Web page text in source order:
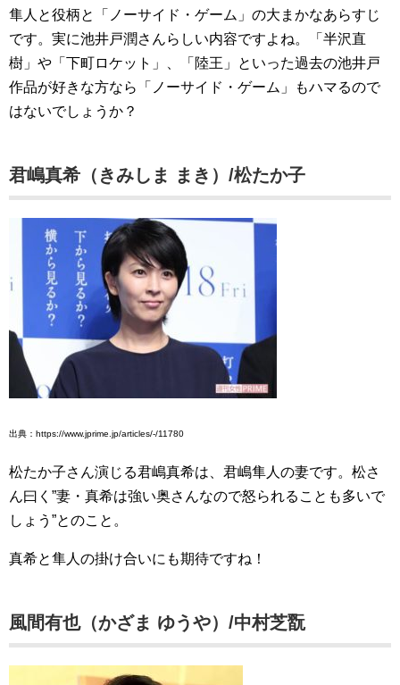
隼人と役柄と「ノーサイド・ゲーム」の大まかなあらすじ
です。実に池井戸潤さんらしい内容ですよね。「半沢直
樹」や「下町ロケット」、「陸王」といった過去の池井戸
作品が好きな方なら「ノーサイド・ゲーム」もハマるので
はないでしょうか？
君嶋真希（きみしま まき）/松たか子
出典：https://www.jprime.jp/articles/-/11780
松たか子さん演じる君嶋真希は、君嶋隼人の妻です。松さ
ん曰く”妻・真希は強い奥さんなので怒られることも多いで
しょう”とのこと。
真希と隼人の掛け合いにも期待ですね！
風間有也（かざま ゆうや）/中村芝翫